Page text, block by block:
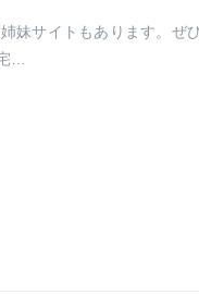
妹サイトもあります。ぜ
…